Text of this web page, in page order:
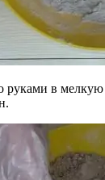
руками в